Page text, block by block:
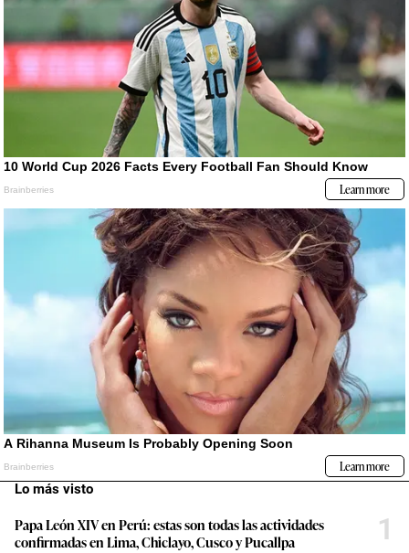
Lo más visto
Papa León XIV en Perú: estas son todas las actividades
confirmadas en Lima, Chiclayo, Cusco y Pucallpa
1